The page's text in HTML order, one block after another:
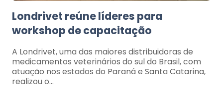
Londrivet reúne líderes para
workshop de capacitação
A Londrivet, uma das maiores distribuidoras de
medicamentos veterinários do sul do Brasil, com
atuação nos estados do Paraná e Santa Catarina,
realizou o…